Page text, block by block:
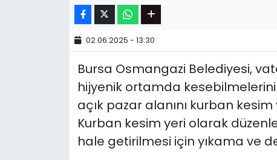
02.06.2025 - 13:30
Bursa Osmangazi Belediyesi,
hijyenik ortamda
açık pazar alanını kurban
Kurban kesim yeri olarak
hale getirilmesi için yıkama ve